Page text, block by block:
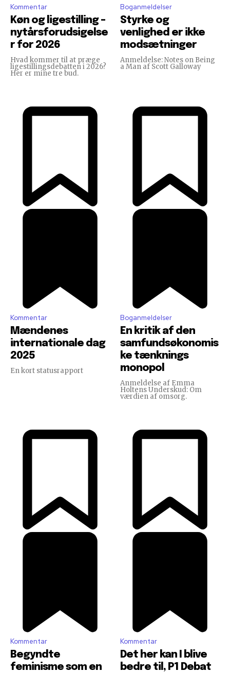
Kommentar
Køn og ligestilling –
nytårsforudsigelse
r for 2026
Hvad kommer til at præge
ligestillingsdebatten i 2026?
Her er mine tre bud.
Boganmeldelser
Styrke og
venlighed er ikke
modsætninger
Anmeldelse: Notes on Being
a Man af Scott Galloway
Kommentar
Mændenes
internationale dag
2025
En kort statusrapport
Boganmeldelser
En kritik af den
samfundsøkonomis
ke tænknings
monopol
Anmeldelse af Emma
Holtens Underskud: Om
værdien af omsorg.
Kommentar
Begyndte
feminisme som en
Kommentar
Det her kan I blive
bedre til, P1 Debat